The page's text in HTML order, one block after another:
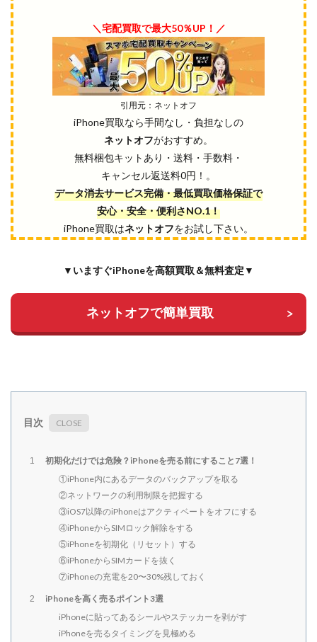
＼宅配買取で最大50％UP！／
引用元：ネットオフ
iPhone買取なら手間なし・負担なしの
ネットオフがおすすめ。
無料梱包キットあり・送料・手数料・
キャンセル返送料0円！。
データ消去サービス完備・最低買取価格保証で
安心・安全・便利さNO.1！
iPhone買取はネットオフをお試し下さい。
▼いますぐiPhoneを高額買取＆無料査定▼
ネットオフで簡単買取
目次
1
初期化だけでは危険？iPhoneを売る前にすること7選！
①iPhone内にあるデータのバックアップを取る
②ネットワークの利用制限を把握する
③iOS7以降のiPhoneはアクティベートをオフにする
④iPhoneからSIMロック解除をする
⑤iPhoneを初期化（リセット）する
⑥iPhoneからSIMカードを抜く
⑦iPhoneの充電を20〜30%残しておく
2
iPhoneを高く売るポイント3選
iPhoneに貼ってあるシールやステッカーを剥がす
iPhoneを売るタイミングを見極める